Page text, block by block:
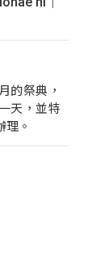
的祭典，
天，並特
理。